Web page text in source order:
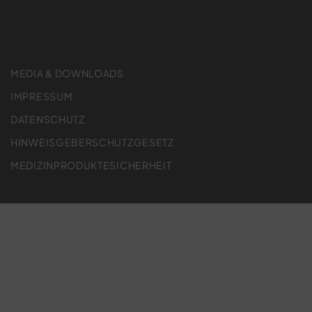
MEDIA & DOWNLOADS
IMPRESSUM
DATENSCHUTZ
HINWEISGEBERSCHUTZGESETZ
MEDIZINPRODUKTESICHERHEIT